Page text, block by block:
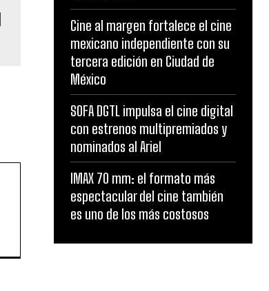
Cine al margen fortalece el cine
mexicano independiente con su
tercera edición en Ciudad de
México
SOFA DGTL impulsa el cine digital
con estrenos multipremiados y
nominados al Ariel
IMAX 70 mm: el formato más
espectacular del cine también
es uno de los más costosos